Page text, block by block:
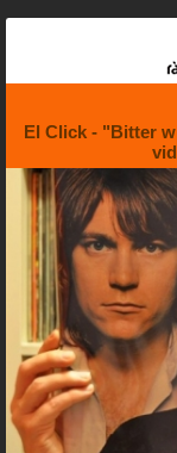
El Click - "Bitter